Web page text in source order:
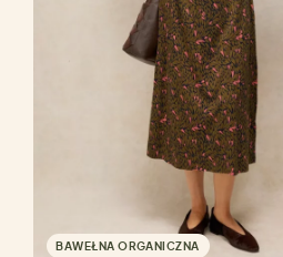
BAWEŁNA ORGANICZNA